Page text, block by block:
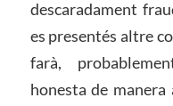
descaradament
es presentés altre
farà,
honesta de